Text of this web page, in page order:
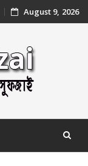
August 9, 2026